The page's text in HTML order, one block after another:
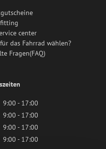
center
das Fahrrad wählen?
Fragen(FAQ)
9:00 - 17:00
9:00 - 17:00
9:00 - 17:00
9:00 - 17:00